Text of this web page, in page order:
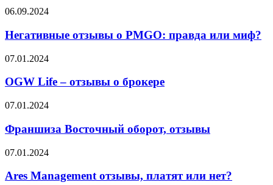
Тайги
что
этом
партнёры
Негативные
о
PMGO:
правда
или
миф?
06.09.2024
Негативные отзывы о PMGO: правда или миф?
OGW
–
о
07.01.2024
OGW Life – отзывы о брокере
Франшиза
оборот,
отзывы
07.01.2024
Франшиза Восточный оборот, отзывы
Ares
отзывы,
07.01.2024
Ares Management отзывы, платят или нет?